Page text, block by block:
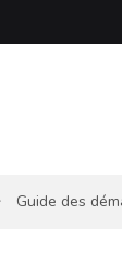
Guide des